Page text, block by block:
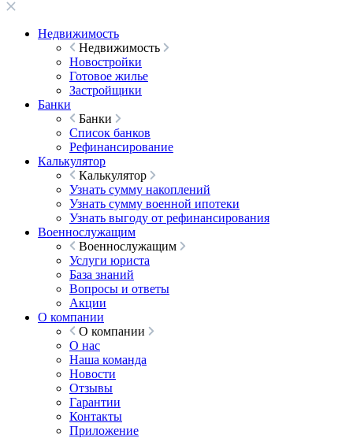
Недвижимость
Недвижимость
Новостройки
Готовое жилье
Застройщики
Банки
Банки
Список банков
Рефинансирование
Калькулятор
Калькулятор
Узнать сумму накоплений
Узнать сумму военной ипотеки
Узнать выгоду от рефинансирования
Военнослужащим
Военнослужащим
Услуги юриста
База знаний
Вопросы и ответы
Акции
О компании
О компании
О нас
Наша команда
Новости
Отзывы
Гарантии
Контакты
Приложение